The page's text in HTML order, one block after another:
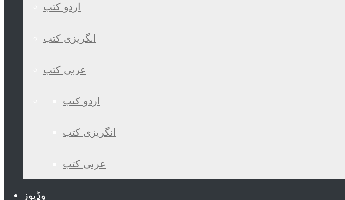
اردو کتب
انگریزی کتب
عربی کتب
اردو کتب
انگریزی کتب
عربی کتب
وڈیوز